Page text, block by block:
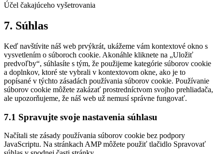
Účel čakajúceho vyšetrovania
Consent
to
rôzne
7. Súhlas
Keď navštívite náš web prvýkrát, ukážeme vám kontextové okno s
vysvetlením o súboroch cookie. Akonáhle kliknete na „Uložiť
predvoľby“, súhlasíte s tým, že použijeme kategórie súborov cookie
a doplnkov, ktoré ste vybrali v kontextovom okne, ako je to
popísané v týchto zásadách používania súborov cookie. Používanie
súborov cookie môžete zakázať prostredníctvom svojho prehliadača,
ale upozorňujeme, že náš web už nemusí správne fungovať.
7.1 Spravujte svoje nastavenia súhlasu
Načítali ste zásady používania súborov cookie bez podpory
JavaScriptu. Na stránkach AMP môžete použiť tlačidlo Spravovať